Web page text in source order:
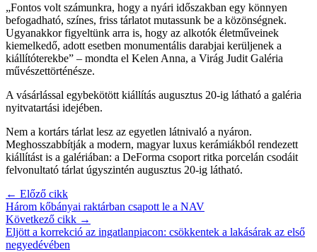
„Fontos volt számunkra, hogy a nyári időszakban egy könnyen
befogadható, színes, friss tárlatot mutassunk be a közönségnek.
Ugyanakkor figyeltünk arra is, hogy az alkotók életműveinek
kiemelkedő, adott esetben monumentális darabjai kerüljenek a
kiállítóterekbe” – mondta el Kelen Anna, a Virág Judit Galéria
művészettörténésze.
A vásárlással egybekötött kiállítás augusztus 20-ig látható a galéria
nyitvatartási idejében.
Nem a kortárs tárlat lesz az egyetlen látnivaló a nyáron.
Meghosszabbítják a modern, magyar luxus kerámiákból rendezett
kiállítást is a galériában: a DeForma csoport ritka porcelán csodáit
felvonultató tárlat úgyszintén augusztus 20-ig látható.
← Előző cikk
Három kőbányai raktárban csapott le a NAV
Következő cikk →
Eljött a korrekció az ingatlanpiacon: csökkentek a lakásárak az első
negyedévében